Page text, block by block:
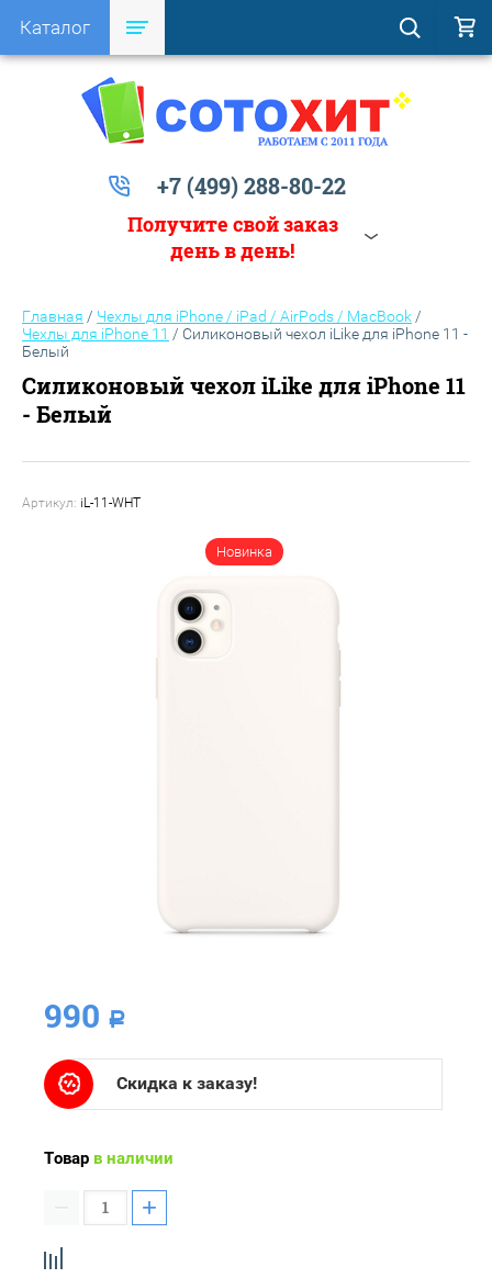
Каталог
+7 (499) 288-80-22
Получите свой заказ
день в день!
Главная / Чехлы для iPhone / iPad / AirPods / MacBook /
Чехлы для iPhone 11 / Силиконовый чехол iLike для iPhone 11 -
Белый
Силиконовый чехол iLike для iPhone 11
- Белый
Артикул: iL-11-WHT
Новинка
990 Р
Скидка к заказу!
Товар в наличии
− +